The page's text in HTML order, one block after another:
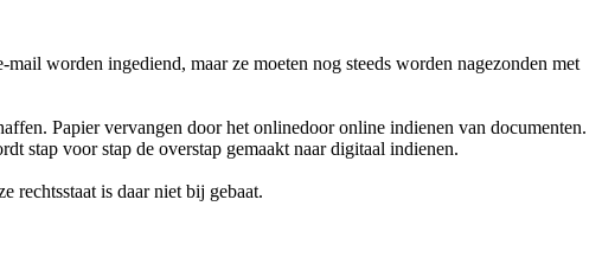
worden ingediend, maar ze moeten nog steeds worden nagezonden met
Papier vervangen door het onlinedoor online indienen van documenten.
stap voor stap de overstap gemaakt naar digitaal indienen.
rechtsstaat is daar niet bij gebaat.